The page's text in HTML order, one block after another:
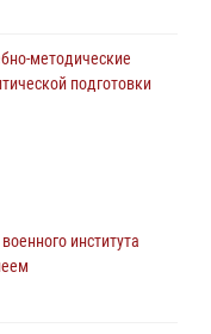
методические
подготовки
войскам
института